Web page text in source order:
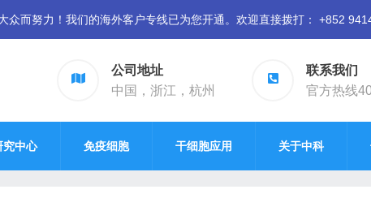
而努力！我们的海外客户专线已为您开通。欢迎直接拨打： +852
公司地址
中国，浙江，杭州
联系我们
官方热线
究中心 免疫细胞 干细胞应用 关于中科